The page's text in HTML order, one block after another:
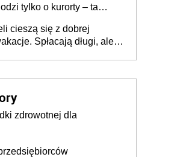
tylko o kurorty – ta
urlop po cichu
cieszą się z dobrej
Spłacają długi, ale
zdrowotnej dla